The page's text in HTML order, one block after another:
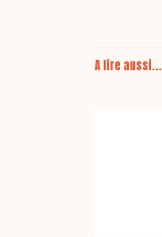
A lire aussi...